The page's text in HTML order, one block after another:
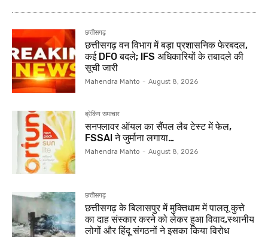
छत्तीसगढ़
छत्तीसगढ़ वन विभाग में बड़ा प्रशासनिक फेरबदल,
कई DFO बदले; IFS अधिकारियों के तबादले की
सूची जारी
Mahendra Mahto - August 8, 2026
ब्रेकिंग समाचार
सनफ्लावर ऑयल का सैंपल लैब टेस्ट में फेल,
FSSAI ने जुर्माना लगाया…
Mahendra Mahto - August 8, 2026
छत्तीसगढ़
छत्तीसगढ़ के बिलासपुर में मुक्तिधाम में पालतू कुत्ते
का दाह संस्कार करने को लेकर हुआ विवाद,स्थानीय
लोगों और हिंदू संगठनों ने इसका किया विरोध